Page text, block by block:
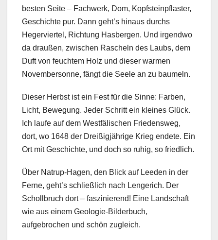
besten Seite – Fachwerk, Dom, Kopfsteinpflaster,
Geschichte pur. Dann geht’s hinaus durchs
Hegerviertel, Richtung Hasbergen. Und irgendwo
da draußen, zwischen Rascheln des Laubs, dem
Duft von feuchtem Holz und dieser warmen
Novembersonne, fängt die Seele an zu baumeln.
Dieser Herbst ist ein Fest für die Sinne: Farben,
Licht, Bewegung. Jeder Schritt ein kleines Glück.
Ich laufe auf dem Westfälischen Friedensweg,
dort, wo 1648 der Dreißigjährige Krieg endete. Ein
Ort mit Geschichte, und doch so ruhig, so friedlich.
Über Natrup-Hagen, den Blick auf Leeden in der
Ferne, geht’s schließlich nach Lengerich. Der
Schollbruch dort – faszinierend! Eine Landschaft
wie aus einem Geologie-Bilderbuch,
aufgebrochen und schön zugleich.